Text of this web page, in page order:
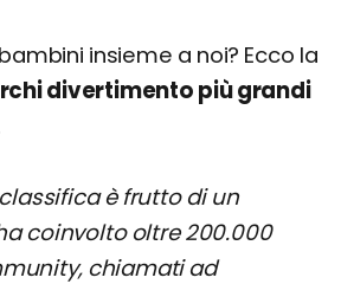
insieme a noi? Ecco la
divertimento più grandi
è frutto di un
coinvolto oltre 200.000
chiamati ad